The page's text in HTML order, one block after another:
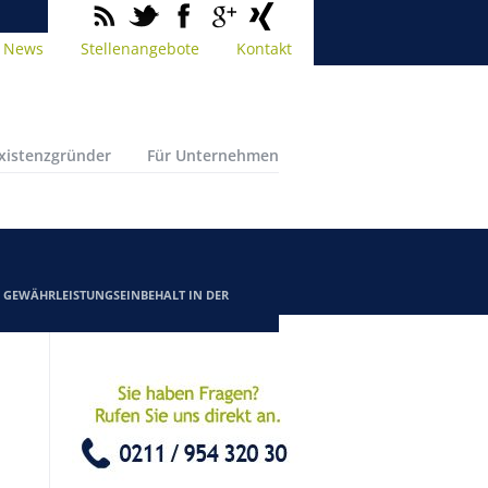
News Stellenangebote Kontakt
Für Unternehmen
GEWÄHRLEISTUNGSEINBEHALT IN DER